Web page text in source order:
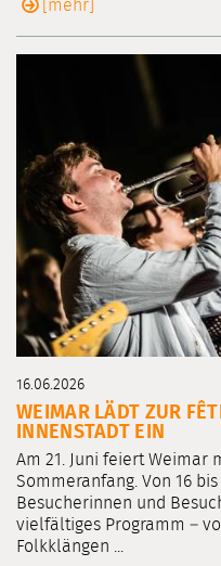
[mehr]
16.06.2026
WEIMAR LÄDT ZUR
INNENSTADT EIN
Am 21. Juni feiert Weimar
Sommeranfang. Von 16
Besucherinnen und
vielfältiges Programm –
Folkklängen ...